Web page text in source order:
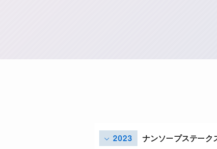
2023 ナンソープステーク